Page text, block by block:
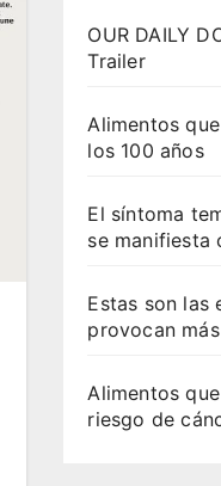
OUR DAILY
Trailer
Alimentos
los 100 años
El síntoma
se manifiesta
Estas son las
provocan
Alimentos
riesgo de